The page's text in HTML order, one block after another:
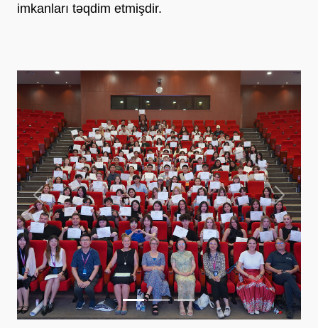
imkanları təqdim etmişdir.
Previous Next